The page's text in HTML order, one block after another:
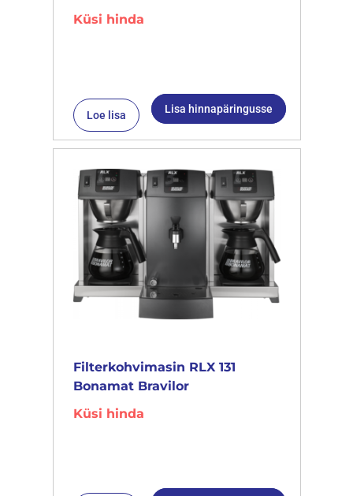
Küsi hinda
Loe lisa Lisa hinnapäringusse
Filterkohvimasin RLX 131
Bonamat Bravilor
Küsi hinda